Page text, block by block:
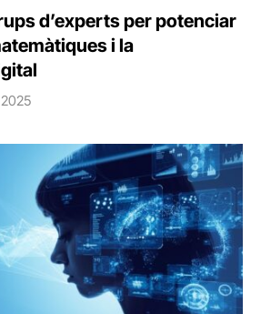
d’experts per potenciar
i la